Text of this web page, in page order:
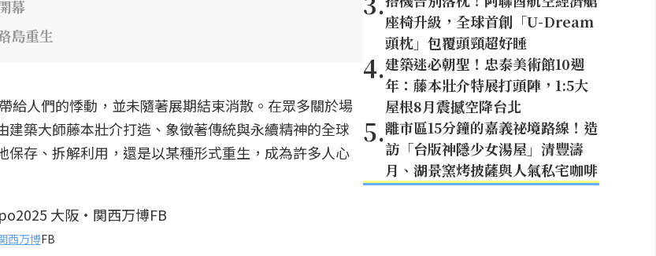
幕
島重生
給人們的悸動，並未隨著展期結束消散。在眾多關於場
築大師藤本壯介打造、象徵著傳統與永續精神的全球
存、拆解利用，還是以某種形式重生，成為許多人心
西万博FB
座椅升級，全球首創「U-Dream
頭枕」包覆頭頸超好睡
4.建築迷必朝聖！忠泰美術館10週
年：藤本壯介特展打頭陣，1:5大
屋根8月震撼空降台北
5.離市區15分鐘的嘉義祕境路線！造
訪「台版神隱少女湯屋」清豐濤
月、湖景窯烤披薩與人氣私宅咖啡